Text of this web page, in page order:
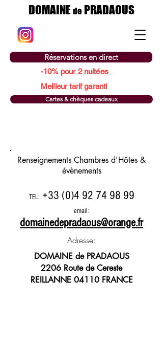
DOMAINEdePRADAOUS
Réservations en direct
Meilleur tarif garanti
Cartes & chèques cadeaux
-10% pour 2 nuitées
Renseignements Chambres d'Hôtes &
évènements
TEL: +33 (0)4 92 74 98 99
email:
domainedepradaous@orange.fr
Adresse:
DOMAINE de PRADAOUS
2206 Route de Cereste
REILLANNE 04110 FRANCE